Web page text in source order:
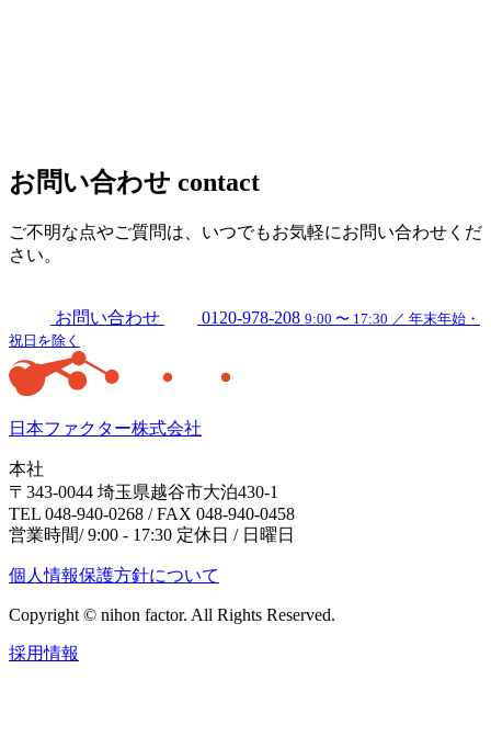
お問い合わせ contact
ご不明な点やご質問は、いつでもお気軽にお問い合わせくだ
さい。
お問い合わせ 0120-978-208 9:00 〜 17:30 ／ 年末年始・
祝日を除く
日本ファクター株式会社
本社
〒343-0044 埼玉県越谷市大泊430-1
TEL 048-940-0268 / FAX 048-940-0458
営業時間/ 9:00 - 17:30 定休日 / 日曜日
個人情報保護方針について
Copyright © nihon factor. All Rights Reserved.
採用情報